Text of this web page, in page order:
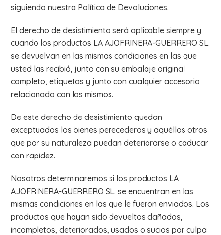
siguiendo nuestra Política de Devoluciones.
El derecho de desistimiento será aplicable siempre y
cuando los productos LA AJOFRINERA-GUERRERO SL.
se devuelvan en las mismas condiciones en las que
usted las recibió, junto con su embalaje original
completo, etiquetas y junto con cualquier accesorio
relacionado con los mismos.
De este derecho de desistimiento quedan
exceptuados los bienes perecederos y aquéllos otros
que por su naturaleza puedan deteriorarse o caducar
con rapidez.
Nosotros determinaremos si los productos LA
AJOFRINERA-GUERRERO SL. se encuentran en las
mismas condiciones en las que le fueron enviados. Los
productos que hayan sido devueltos dañados,
incompletos, deteriorados, usados o sucios por culpa